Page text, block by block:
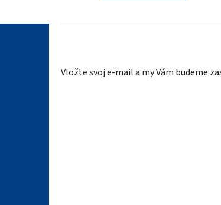
Vložte svoj e-mail a my Vám budeme